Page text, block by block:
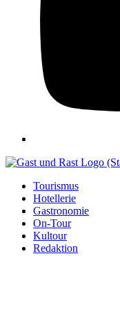
Tourismus
Hotellerie
Gastronomie
On-Tour
Kultour
Redaktion